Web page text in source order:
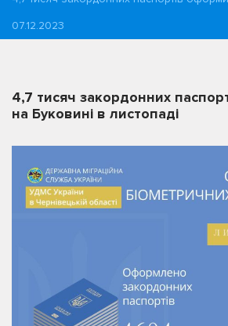
07.12.2023
4,7 тисяч закордонних
на Буковині в листопаді